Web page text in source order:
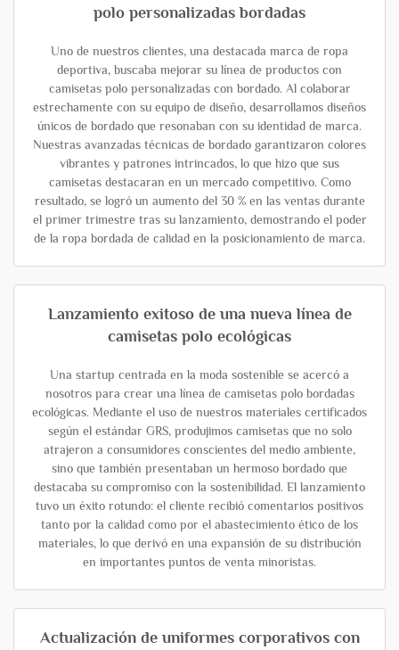
polo personalizadas bordadas
Uno de nuestros clientes, una destacada marca de ropa
deportiva, buscaba mejorar su línea de productos con
camisetas polo personalizadas con bordado. Al colaborar
estrechamente con su equipo de diseño, desarrollamos diseños
únicos de bordado que resonaban con su identidad de marca.
Nuestras avanzadas técnicas de bordado garantizaron colores
vibrantes y patrones intrincados, lo que hizo que sus
camisetas destacaran en un mercado competitivo. Como
resultado, se logró un aumento del 30 % en las ventas durante
el primer trimestre tras su lanzamiento, demostrando el poder
de la ropa bordada de calidad en la posicionamiento de marca.
Lanzamiento exitoso de una nueva línea de
camisetas polo ecológicas
Una startup centrada en la moda sostenible se acercó a
nosotros para crear una línea de camisetas polo bordadas
ecológicas. Mediante el uso de nuestros materiales certificados
según el estándar GRS, produjimos camisetas que no solo
atrajeron a consumidores conscientes del medio ambiente,
sino que también presentaban un hermoso bordado que
destacaba su compromiso con la sostenibilidad. El lanzamiento
tuvo un éxito rotundo: el cliente recibió comentarios positivos
tanto por la calidad como por el abastecimiento ético de los
materiales, lo que derivó en una expansión de su distribución
en importantes puntos de venta minoristas.
Actualización de uniformes corporativos con